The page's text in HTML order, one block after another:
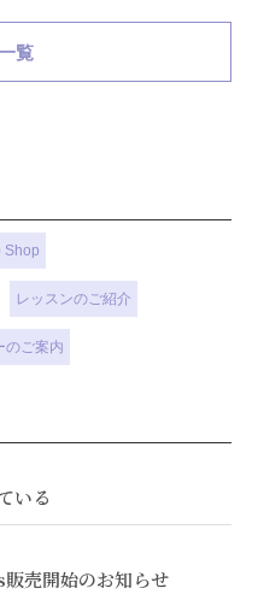
覧
Shop
レッスンのご紹介
のご案内
いる
開始のお知らせ